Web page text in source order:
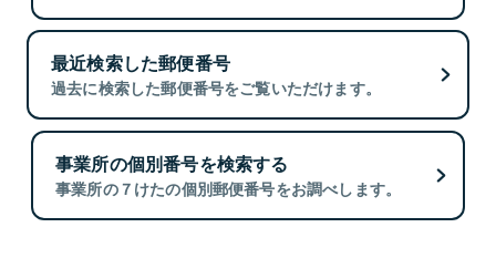
最近検索した郵便番号
過去に検索した郵便番号をご覧いただけます。
事業所の個別番号を検索する
事業所の７けたの個別郵便番号をお調べします。